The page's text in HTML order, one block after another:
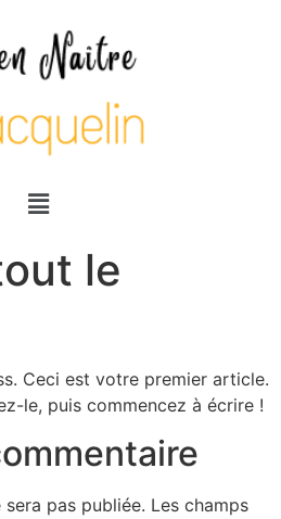
le
Ceci est votre premier article.
le, puis commencez à écrire !
pas publiée. Les champs